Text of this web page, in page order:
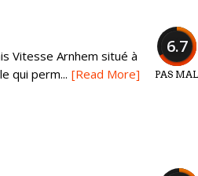
6.7
PAS MAL
Vitesse Arnhem situé à
qui perm... [Read More]